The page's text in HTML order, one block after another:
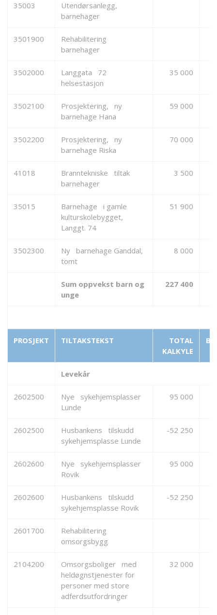
35003
Utendørsanlegg,
barnehager
3501900
Rehabilitering
barnehager
3502000
Langgata 72
helsestasjon
35 000
3502100
Prosjektering, ny
barnehage Hana
59 000
3502200
Prosjektering, ny
barnehage Riska
70 000
41018
Branntekniske tiltak
barnehager
3 500
35015
Barnehage i gamle
kulturskolebygget,
Langgt. 74
51 900
3502300
Ny barnehage Ganddal,
tomt
8 000
Sum oppvekst barn og
unge
227 400
PROSJEKT TILTAKSTEKST
TOTAL
KALKYLE
Levekår
2602500
Nye sykehjemsplasser
Lunde
95 000
2602500
Husbankens tilskudd
sykehjemsplasse Lunde
-52 250
2602600
Nye sykehjemsplasser
Rovik
95 000
2602600
Husbankens tilskudd
sykehjemsplasse Rovik
-52 250
2601700
Rehabilitering
omsorgsbygg
2104200
Omsorgsboliger med
heldøgnstjenester for
personer med store
adferdsutfordringer
32 000